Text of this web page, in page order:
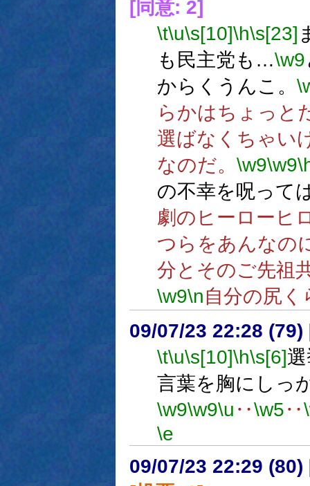
[同意: 2]
\t\u\s[10]\h\s[23]
も民主党も…\w9
からくうんこ。
らかはちょっと
選ばなくちゃい
なのだ。 \w9\w9
の不幸を呪って
劇のヒーローヒ
つらをあんなの
分とそのご先祖
\w9\n自分の尻く
09/07/23 22:28 (79)
\t\u\s[10]\h\s[6]
言葉を胸にしっ
\w9\w9\u ‥\w5‥
\e
09/07/23 22:29 (80)